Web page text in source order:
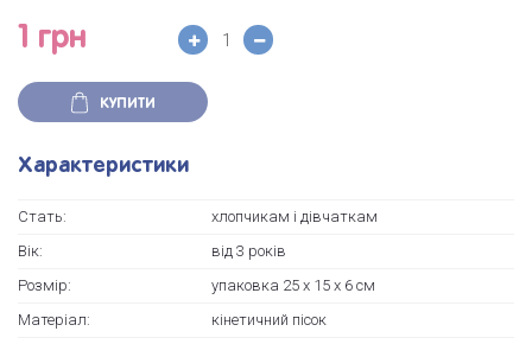
1 грн
КУПИТИ
Характеристики
Стать:
хлопчикам і дівчаткам
Вік:
від 3 років
Розмір:
упаковка 25 х 15 х 6 см
Матеріал:
кінетичний пісок